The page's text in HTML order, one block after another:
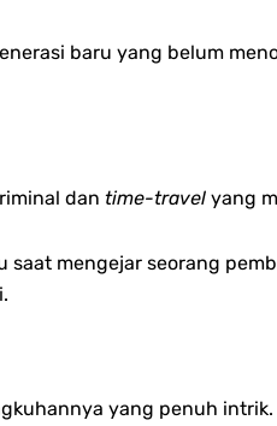
baru yang belum
dan time-travel yang
saat mengejar seorang
yang penuh intrik.